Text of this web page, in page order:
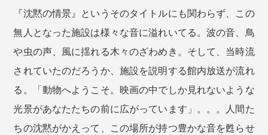
『沈黙の情景』というそのタイトルにも関わらず、この
無人となった施設は様々な音に溢れいてる。波の音、鳥
や虫の声、風に揺れる木々のざわめき。そして、当時流
されていたのだろうか、施設を説明する館内放送が流れ
る。「動物へようこそ。映画の中でしか見れないような
光景があなたたちの前に広がっています」。。。人間た
ちの沈黙がかえって、この場所が持つ豊かな音を甦らせ